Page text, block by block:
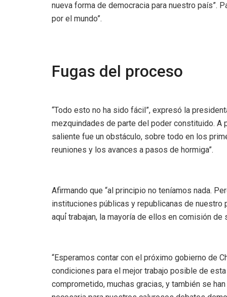
nueva forma de democracia para nuestro país”.
por el mundo”.
Fugas del proceso
“Todo esto no ha sido fácil”, expresó la
mezquindades de parte del poder constituido. A
saliente fue un obstáculo, sobre todo en los
reuniones y los avances a pasos de hormiga”.
Afirmando que “al principio no teníamos nada.
instituciones públicas y republicanas de nuestro
aquí́ trabajan, la mayoría de ellos en comisión
“Esperamos contar con el próximo gobierno de
condiciones para el mejor trabajo posible de
comprometido, muchas gracias, y también se